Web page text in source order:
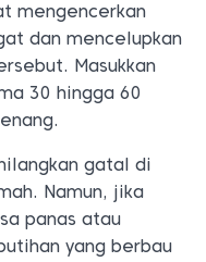
mengencerkan
dan mencelupkan
Masukkan
30 hingga 60
gatal di
Namun, jika
panas atau
yang berbau